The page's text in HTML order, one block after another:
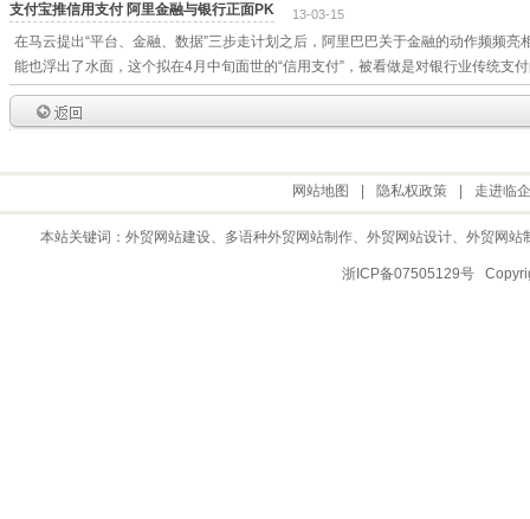
支付宝推信用支付 阿里金融与银行正面PK 13-03-15
在马云提出“平台、金融、数据”三步走计划之后，阿里巴巴关于金融的动作频频
能也浮出了水面，这个拟在4月中旬面世的“信用支付”，被看做是对银行业传统支
网站地图 隐私权政策 走进临企
本站关键词： 外贸网站建设、多语种外贸网站制作、 外贸网站设计、 外贸网站
浙ICP备07505129号